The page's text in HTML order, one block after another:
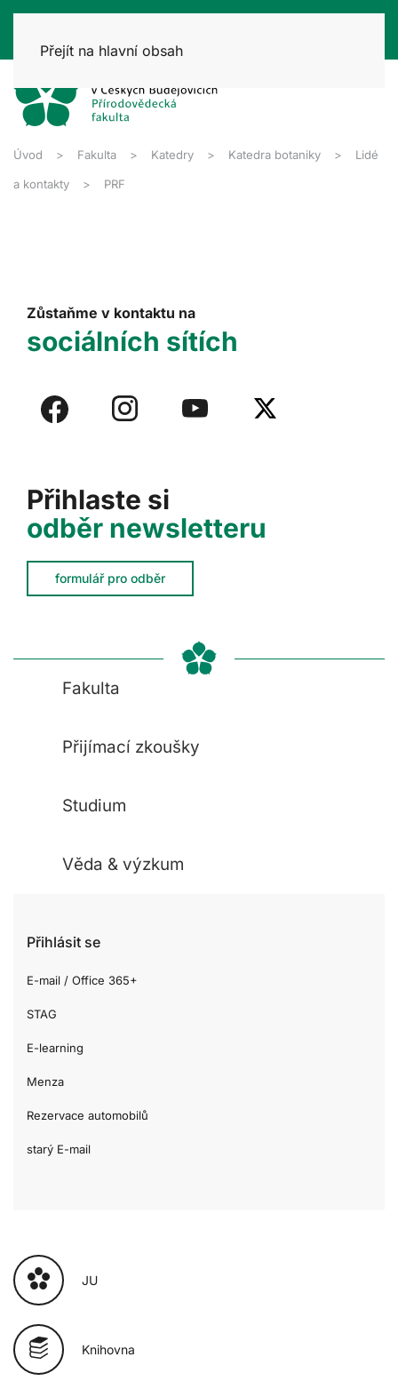
Přejít na hlavní obsah
Úvod Fakulta Katedry Katedra botaniky Lidé
a kontakty PRF
Přihlaste si
odběr newsletteru
formulář pro odběr
Zůstaňme v kontaktu na
sociálních sítích
Fakulta
Přijímací zkoušky
Studium
Věda & výzkum
Přihlásit se
E-mail / Office 365+
STAG
E-learning
Menza
Rezervace automobilů
starý E-mail
JU
Knihovna